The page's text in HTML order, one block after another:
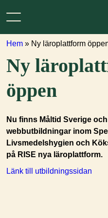
Hem » Ny läroplattform
Ny
öppen
Nu finns Måltid Sverige
webbutbildningar inom
Livsmedelshygien och
på RISE nya läroplattform.
Länk till utbildningssidan